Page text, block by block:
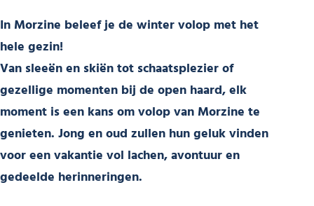
In Morzine beleef je de winter volop met het
hele gezin!
Van sleeën en skiën tot schaatsplezier of
gezellige momenten bij de open haard, elk
moment is een kans om volop van Morzine te
genieten. Jong en oud zullen hun geluk vinden
voor een vakantie vol lachen, avontuur en
gedeelde herinneringen.